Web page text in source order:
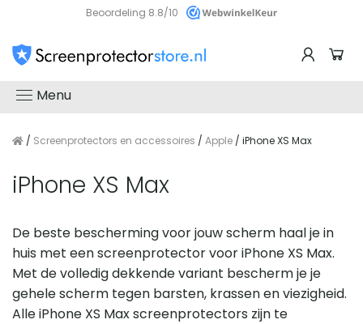
Beoordeling 8.8/10
Menu
/ Screenprotectors en accessoires / Apple / iPhone XS Max
iPhone XS Max
De beste bescherming voor jouw scherm haal je in
huis met een screenprotector voor iPhone XS Max.
Met de volledig dekkende variant bescherm je je
gehele scherm tegen barsten, krassen en viezigheid.
Alle iPhone XS Max screenprotectors zijn te